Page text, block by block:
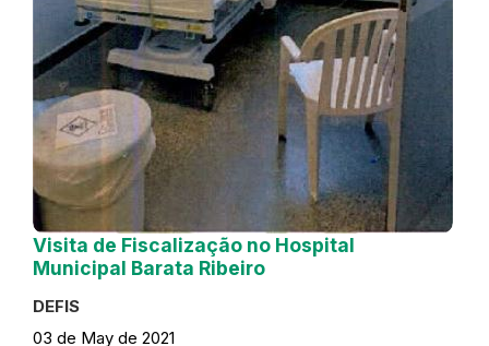
Visita de Fiscalização no Hospital
Municipal Barata Ribeiro
DEFIS
03 de May de 2021